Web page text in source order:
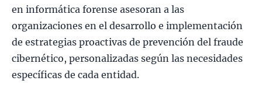
en informática forense asesoran a las
organizaciones en el desarrollo e implementación
de estrategias proactivas de prevención del fraude
cibernético, personalizadas según las necesidades
específicas de cada entidad.